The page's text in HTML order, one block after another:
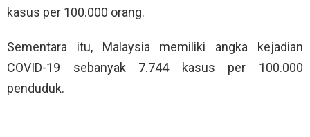
kasus per 100.000 orang.
Sementara itu, Malaysia memiliki angka kejadian
COVID-19 sebanyak 7.744 kasus per 100.000
penduduk.